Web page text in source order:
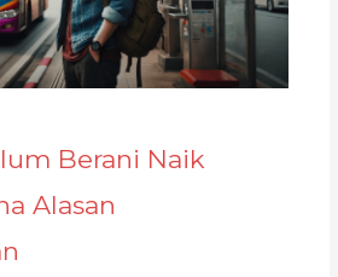
Berani Naik
Alasan